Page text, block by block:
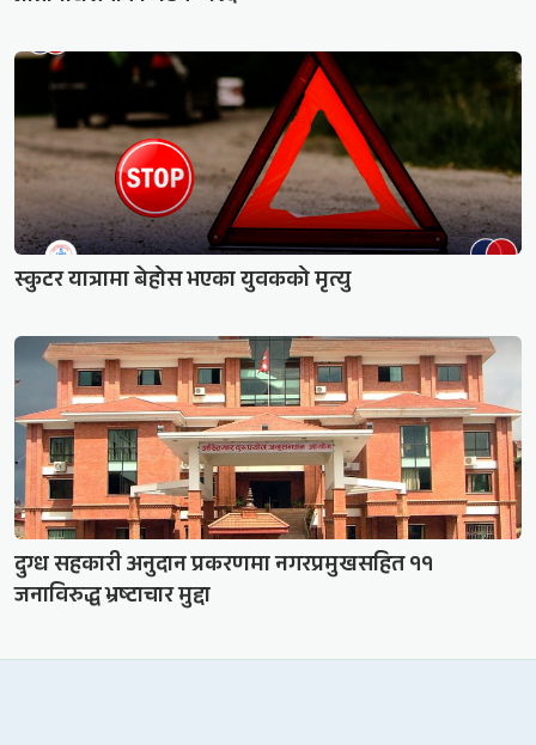
स्कुटर यात्रामा बेहोस भएका युवकको मृत्यु
दुग्ध सहकारी अनुदान प्रकरणमा नगरप्रमुखसहित ११
जनाविरुद्ध भ्रष्टाचार मुद्दा